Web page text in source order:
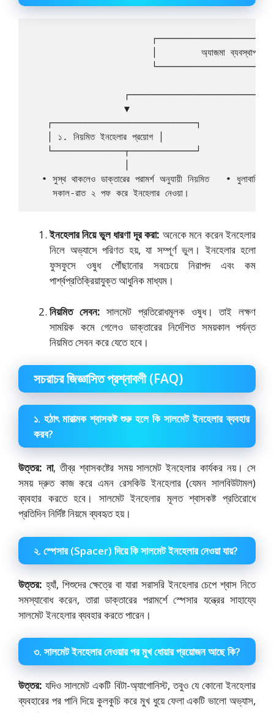
│        অ্যাজমা ব্যবস্থাপনার
▼
┌──────────────────────────┐
│ ১. নিয়মিত ইনহেলার প্রয়োগ │                    │
└─────────────┬────────────┘
• সুস্থ থাকলেও ডাক্তারের পরামর্শ অনুযায়ী নিয়মিত   • ধুলাবালি,
ইনহেলার নিয়ে ভুল ধারণা দূর করা: অনেকে মনে করেন ইনহেলার
নিলে অভ্যাসে পরিণত হয়, যা সম্পূর্ণ ভুল। ইনহেলার হলো
ফুসফুসে ওষুধ পৌঁছানোর সবচেয়ে নিরাপদ এবং কম
পার্শ্বপ্রতিক্রিয়াযুক্ত আধুনিক মাধ্যম।
নিয়মিত সেবন: সালমেট প্রতিরোধমূলক ওষুধ। তাই লক্ষণ
সাময়িক কমে গেলেও ডাক্তারের নির্দেশিত সময়কাল পর্যন্ত
নিয়মিত সেবন করে যেতে হবে।
সচরাচর জিজ্ঞাসিত প্রশ্নাবলী (FAQ)
১. হঠাৎ মারাত্মক শ্বাসকষ্ট শুরু হলে কি সালমেট ইনহেলার ব্যবহার
করব?
উত্তর: না, তীব্র শ্বাসকষ্টের সময় সালমেট ইনহেলার কার্যকর নয়। সে
সময় দ্রুত কাজ করে এমন রেসকিউ ইনহেলার (যেমন সালবিউটামল)
ব্যবহার করতে হবে। সালমেট ইনহেলার মূলত শ্বাসকষ্ট প্রতিরোধে
প্রতিদিন নির্দিষ্ট নিয়মে ব্যবহৃত হয়।
২. স্পেসার (Spacer) দিয়ে কি সালমেট ইনহেলার নেওয়া যায়?
উত্তর: হ্যাঁ, শিশুদের ক্ষেত্রে বা যারা সরাসরি ইনহেলার চেপে শ্বাস নিতে
সমস্যাবোধ করেন, তারা ডাক্তারের পরামর্শে স্পেসার যন্ত্রের সাহায্যে
সালমেট ইনহেলার ব্যবহার করতে পারেন।
৩. সালমেট ইনহেলার নেওয়ার পর মুখ ধোয়ার প্রয়োজন আছে কি?
উত্তর: যদিও সালমেট একটি বিটা-অ্যাগোনিস্ট, তবুও যে কোনো ইনহেলার
ব্যবহারের পর পানি দিয়ে কুলকুচি করে মুখ ধুয়ে ফেলা একটি ভালো অভ্যাস,